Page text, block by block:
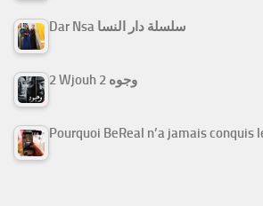
Dar Nsa سلسلة دار النسا
2 Wjouh 2 وجوه
Pourquoi BeReal n’a jamais conquis